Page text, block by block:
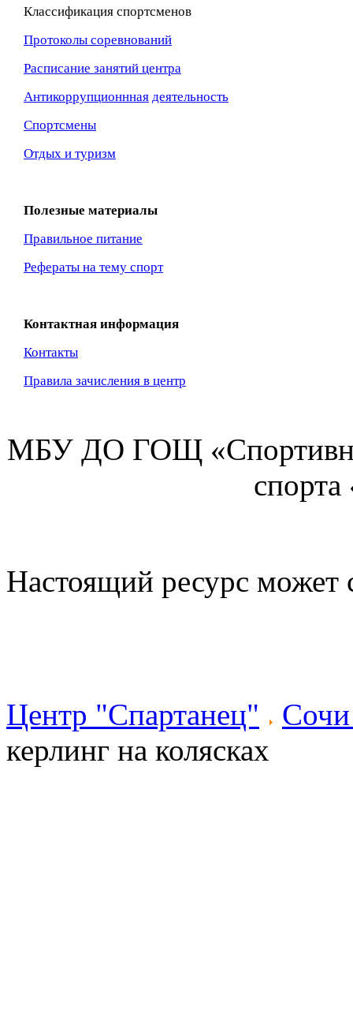
Классификация спортсменов
Протоколы соревнований
Расписание занятий центра
Антикоррупционнная деятельность
Спортсмены
Отдых и туризм
Полезные материалы
Правильное питание
Рефераты на тему спорт
Контактная информация
Контакты
Правила зачисления в центр
МБУ ДО ГОЩ
Настоящий ресурс может
Центр "Спартанец"
керлинг на колясках